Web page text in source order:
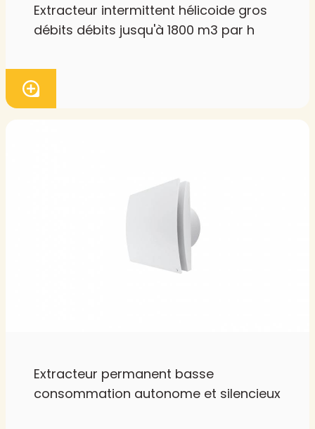
Extracteur intermittent hélicoide gros
débits débits jusqu'à 1800 m3 par h
Extracteur permanent basse
consommation autonome et silencieux